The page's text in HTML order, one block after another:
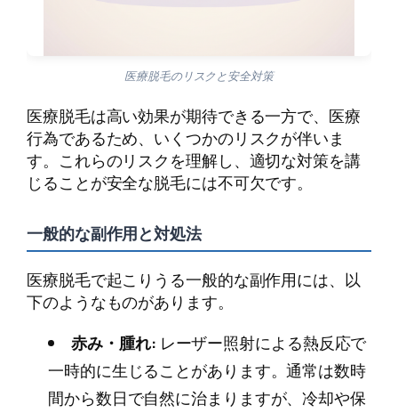
医療脱毛のリスクと安全対策
医療脱毛は高い効果が期待できる一方で、医療
行為であるため、いくつかのリスクが伴いま
す。これらのリスクを理解し、適切な対策を講
じることが安全な脱毛には不可欠です。
一般的な副作用と対処法
医療脱毛で起こりうる一般的な副作用には、以
下のようなものがあります。
赤み・腫れ: レーザー照射による熱反応で
一時的に生じることがあります。通常は数時
間から数日で自然に治まりますが、冷却や保